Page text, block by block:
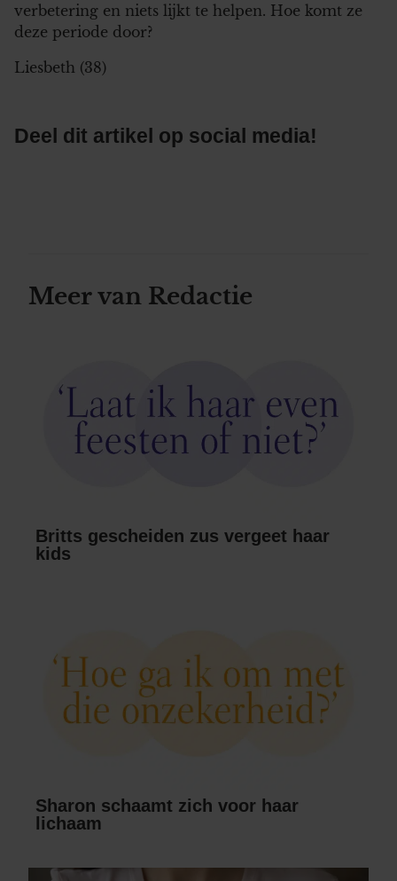
verbetering en niets lijkt te helpen. Hoe komt ze
deze periode door?
Liesbeth (38)
Deel dit artikel op social media!
Meer van Redactie
Britts gescheiden zus vergeet haar
kids
Sharon schaamt zich voor haar
lichaam